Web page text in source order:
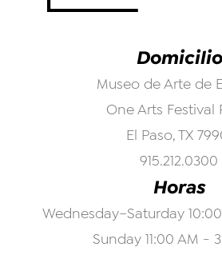
Domicilio
Museo de Arte de
One Arts Festival
El Paso, TX
915.212.0300
Horas
Wednesday–Saturday
Sunday 11:00 AM -